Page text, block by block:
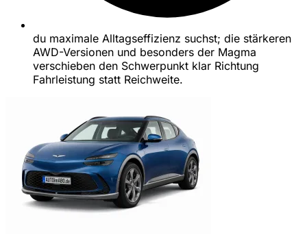
du maximale Alltagseffizienz suchst; die stärkeren
AWD-Versionen und besonders der Magma
verschieben den Schwerpunkt klar Richtung
Fahrleistung statt Reichweite.